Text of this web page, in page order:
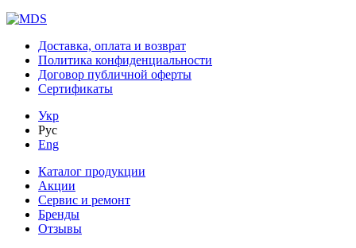
Доставка, оплата и возврат
Политика конфиденциальности
Договор публичной оферты
Сертификаты
Укр
Рус
Eng
Каталог продукции
Акции
Сервис и ремонт
Бренды
Отзывы